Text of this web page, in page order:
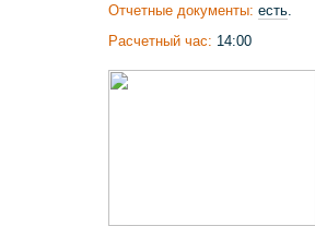
Отчетные документы: есть
Расчетный час: 14:00